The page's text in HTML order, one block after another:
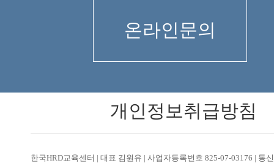
온라인문의
개인정보취급방침
한국HRD교육센터 | 대표 김원유 | 사업자등록번호 825-07-03176 | 통